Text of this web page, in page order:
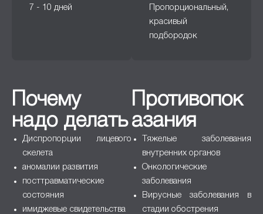
7 - 10 дней
Пропорциональный,
красивый
подбородок
Почему
надо делать
Диспропорции лицевого
скелета
аномалии развития
посттравматические
состояния
имиджевые свидетельства
Противопок
азания
Тяжелые заболевания
внутренних органов
Онкологические
заболевания
Вирусные заболевания в
стадии обострения